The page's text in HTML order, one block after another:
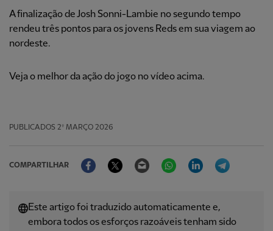
A finalização de Josh Sonni-Lambie no segundo tempo
rendeu três pontos para os jovens Reds em sua viagem ao
nordeste.
Veja o melhor da ação do jogo no vídeo acima.
PUBLICADOS 2º MARÇO 2026
COMPARTILHAR
FacebookTwitter Email WhatsAppLinkedIn
Este artigo foi traduzido automaticamente e,
embora todos os esforços razoáveis ​​tenham sido